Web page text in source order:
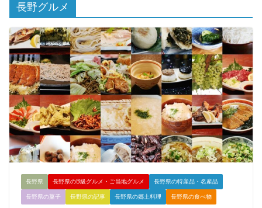
長野グルメ
長野県 長野県のB級グルメ・ご当地グルメ 長野県の特産品・名産品
長野県の菓子 長野県の記事 長野県の郷土料理 長野県の食べ物